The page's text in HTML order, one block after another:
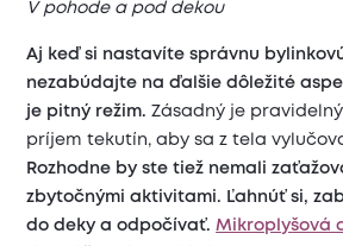
V pohode a pod dekou
Aj keď si nastavíte správnu
nezabúdajte na ďalšie dôležité
je pitný režim. Zásadný je
príjem tekutín, aby sa z tela
Rozhodne by ste tiež nemali
zbytočnými aktivitami. Ľahnúť si,
do deky a odpočívať.Mikroplyšová